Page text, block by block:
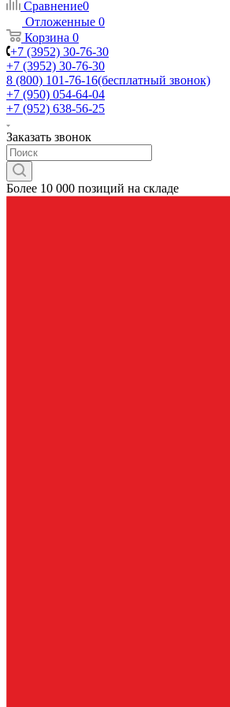
Сравнение0
Отложенные 0
Корзина 0
+7 (3952) 30-76-30
+7 (3952) 30-76-30
8 (800) 101-76-16(бесплатный звонок)
+7 (950) 054-64-04
+7 (952) 638-56-25
Заказать звонок
Более 10 000 позиций на складе